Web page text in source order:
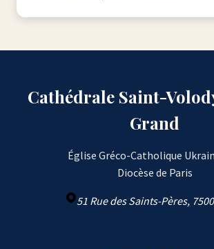
Cathédrale Saint-
Grand
Église Gréco-Catholique
Diocèse de Paris
51 Rue des Saints-Pères,